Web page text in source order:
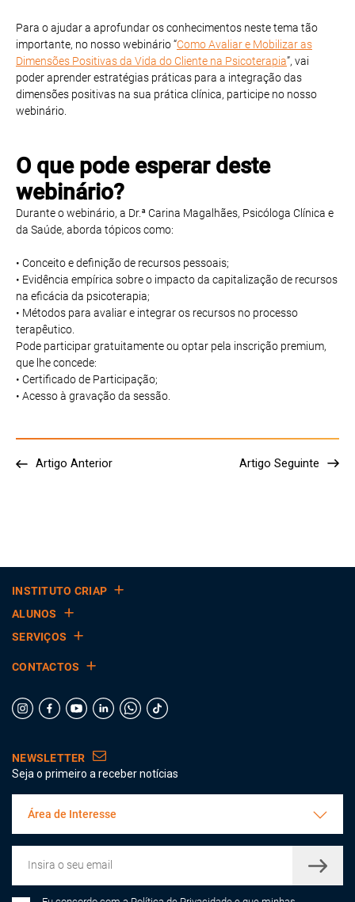
Para o ajudar a aprofundar os conhecimentos neste tema tão
importante, no nosso webinário “Como Avaliar e Mobilizar as
Dimensões Positivas da Vida do Cliente na Psicoterapia”, vai
poder aprender estratégias práticas para a integração das
dimensões positivas na sua prática clínica, participe no nosso
webinário.
O que pode esperar deste
webinário?
Durante o webinário, a Dr.ª Carina Magalhães, Psicóloga Clínica e
da Saúde, aborda tópicos como:
• Conceito e definição de recursos pessoais;
• Evidência empírica sobre o impacto da capitalização de recursos
na eficácia da psicoterapia;
• Métodos para avaliar e integrar os recursos no processo
terapêutico.
Pode participar gratuitamente ou optar pela inscrição premium,
que lhe concede:
• Certificado de Participação;
• Acesso à gravação da sessão.
Artigo Anterior Artigo Seguinte
INSTITUTO CRIAP
ALUNOS
SERVIÇOS
CONTACTOS
NEWSLETTER
Seja o primeiro a receber notícias
Área de Interesse